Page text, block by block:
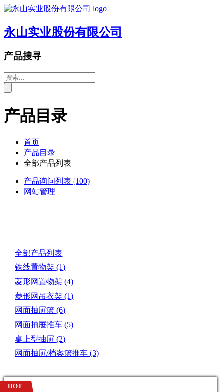
永山实业股份有限公司
产品搜寻
产品目录
首页
产品目录
全部产品列表
产品询问列表 (100)
网站管理
全部产品列表
铁线置物架(1)
菱形网置物架(4)
菱形网吊衣架(1)
网面抽屉篮(6)
网面抽屉推车(5)
桌上型抽屉(2)
网面抽屉/档案篮推车(3)
HOT